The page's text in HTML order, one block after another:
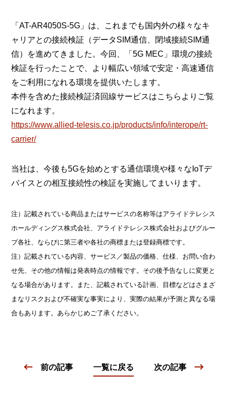
「AT-AR4050S-5G」は、これまでも国内外の様々なキ
ャリアとの接続検証（データSIM通信、閉域接続SIM通
信）を進めてきました。今回、「5G MEC」環境の接続
検証を行ったことで、より幅広い領域で安定・高速通信
をご利用になれる環境を提供いたします。
本件を含めた接続検証済回線サービスはこちらよりご覧
になれます。
https://www.allied-telesis.co.jp/products/info/interope/rt-
carrier/
当社は、今後も5Gを始めとする通信環境や様々なIoTデ
バイスとの相互接続性の検証を実施してまいります。
注）記載されている商品またはサービスの名称等はアライドテレシス
ホールディングス株式会社、アライドテレシス株式会社およびグルー
プ各社、ならびに第三者や各社の商標または登録商標です。
注）記載されている内容、サービス／製品の価格、仕様、お問い合わ
せ先、その他の情報は発表時点の情報です。その後予告なしに変更と
なる場合があります。また、記載されている計画、目標などはさまざ
まなリスクおよび不確実な事実により、実際の結果が予測と異なる場
合もあります。あらかじめご了承ください。
前の記事 一覧に戻る 次の記事